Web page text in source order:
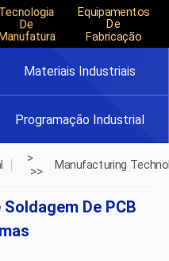
Tecnologia
De
Equipamentos
De
Fabricação
Materiais Industriais
Programação Industrial
>
>>
Manufacturing
De PCB